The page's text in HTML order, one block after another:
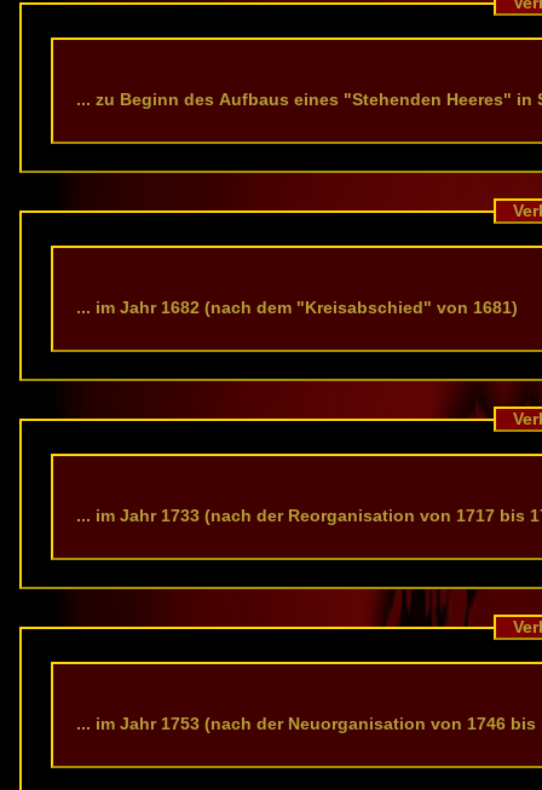
... zu Beginn des Aufbaus eines "Stehenden Heeres" in
... im Jahr 1682 (nach dem "Kreisabschied" von 1681)
... im Jahr 1733 (nach der Reorganisation von 1717 bis
... im Jahr 1753 (nach der Neuorganisation von 1746 bis